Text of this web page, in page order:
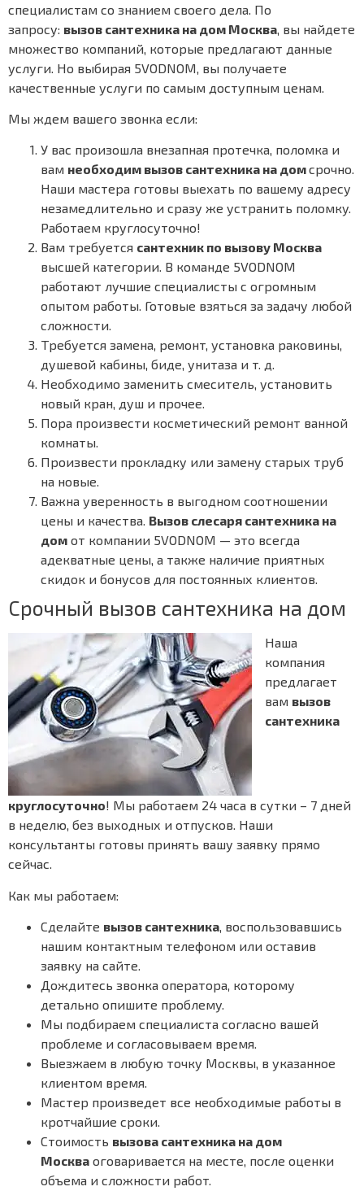
специалистам со знанием своего дела. По
запросу: вызов сантехника на дом Москва , вы найдете
множество компаний, которые предлагают данные
услуги. Но выбирая 5VODNOM, вы получаете
качественные услуги по самым доступным ценам.
Мы ждем вашего звонка если:
У вас произошла внезапная протечка, поломка и
вам необходим вызов сантехника на домсрочно.
Наши мастера готовы выехать по вашему адресу
незамедлительно и сразу же устранить поломку.
Работаем круглосуточно!
Вам требуется сантехник по вызову Москва
высшей категории. В команде 5VODNOM
работают лучшие специалисты с огромным
опытом работы. Готовые взяться за задачу любой
сложности.
Требуется замена, ремонт, установка раковины,
душевой кабины, биде, унитаза и т. д.
Необходимо заменить смеситель, установить
новый кран, душ и прочее.
Пора произвести косметический ремонт ванной
комнаты.
Произвести прокладку или замену старых труб
на новые.
Важна уверенность в выгодном соотношении
цены и качества. Вызов слесаря сантехника на
дом от компании 5VODNOM — это всегда
адекватные цены, а также наличие приятных
скидок и бонусов для постоянных клиентов.
Срочный вызов сантехника на дом
Наша
компания
предлагает
вам вызов
сантехника
круглосуточно! Мы работаем 24 часа в сутки – 7 дней
в неделю, без выходных и отпусков. Наши
консультанты готовы принять вашу заявку прямо
сейчас.
Как мы работаем:
Сделайте вызов сантехника, воспользовавшись
нашим контактным телефоном или оставив
заявку на сайте.
Дождитесь звонка оператора, которому
детально опишите проблему.
Мы подбираем специалиста согласно вашей
проблеме и согласовываем время.
Выезжаем в любую точку Москвы, в указанное
клиентом время.
Мастер произведет все необходимые работы в
кротчайшие сроки.
Стоимость вызова сантехника на дом
Москва оговаривается на месте, после оценки
объема и сложности работ.